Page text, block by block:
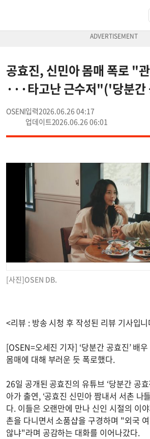
공효진, 신민아 몸매 폭로 "
···타고난 근수저"('당분간
OSEN
2026.06.26 04:17
2026.06.26 06:01
[사진]OSEN DB.
<리뷰 : 방송 시청 후 작성된 리뷰 기사입
[OSEN=오세진 기자] ‘당분간 공효진’ 배
몸매에 대해 부러운 듯 폭로했다.
26일 공개된 공효진의 유튜브 ‘당분간 공
아가 출연, ‘공효진 신민아 짬내서 서촌 나
다. 이들은 오랜만에 만나 신인 시절의 이
촌을 다니면서 소품샵을 구경하며 "외국
않냐"라며 공감하는 대화를 이어나갔다.